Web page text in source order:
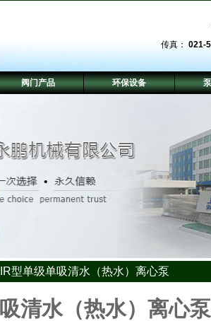
传真： 021-
IR型单级单吸清水（热水）离心泵
清水（热水）离心泵
阀门产品 环保设备